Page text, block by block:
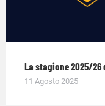
La stagione 2025/
11 Agosto 2025